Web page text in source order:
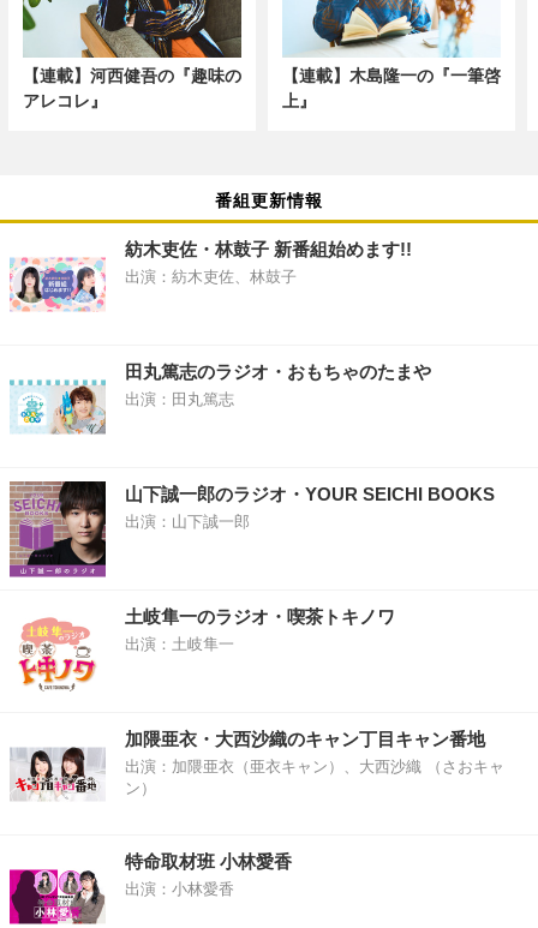
【連載】河西健吾の『趣味の
アレコレ』
【連載】木島隆一の『一筆啓
上』
番組更新情報
紡木吏佐・林鼓子 新番組始めます!!
出演：紡木吏佐、林鼓子
田丸篤志のラジオ・おもちゃのたまや
出演：田丸篤志
山下誠一郎のラジオ・YOUR SEICHI BOOKS
出演：山下誠一郎
土岐隼一のラジオ・喫茶トキノワ
出演：土岐隼一
加隈亜衣・大西沙織のキャン丁目キャン番地
出演：加隈亜衣（亜衣キャン）、大西沙織 （さおキャ
ン）
特命取材班 小林愛香
出演：小林愛香